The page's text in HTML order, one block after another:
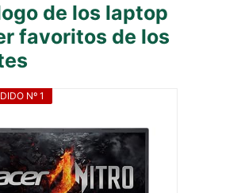
de los laptop
favoritos de los
Nº 1